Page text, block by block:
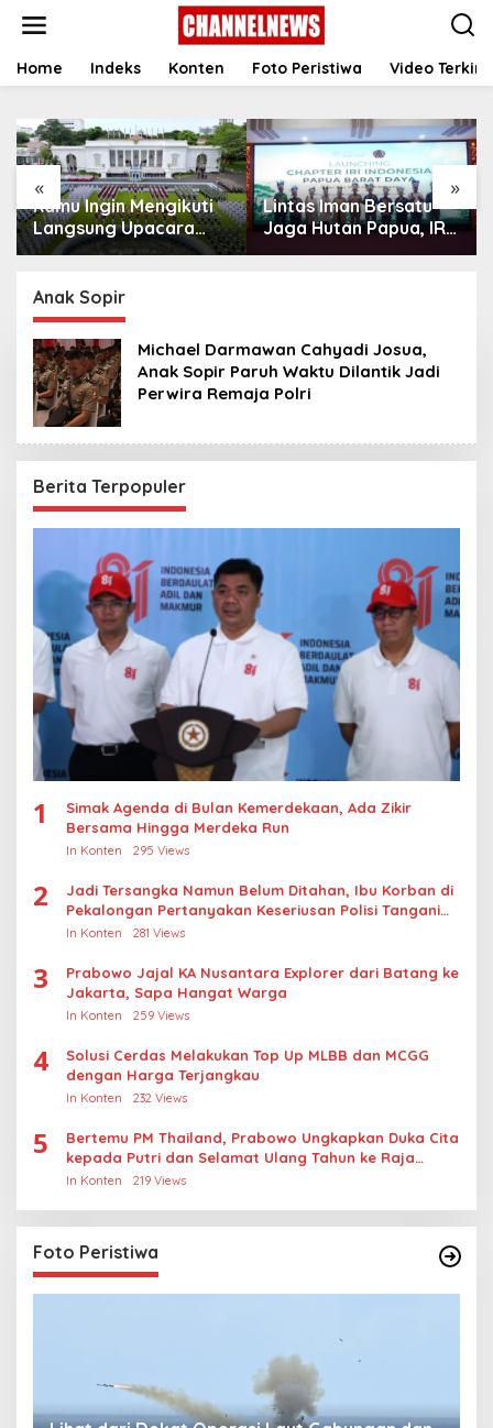
t
Home Indeks Konten Foto Peristiwa Video Terkini
« »
Kamu Ingin Mengikuti
Langsung Upacara
HUT Ke-81
Istana? Ini Link
Pendaftaran Resminya
di Sini
Lintas Iman Bersatu
Jaga Hutan Papua, IRI
Indonesia Resmikan
Anak Sopir
Michael Darmawan Cahyadi Josua,
Anak Sopir Paruh Waktu Dilantik Jadi
Perwira Remaja Polri
Berita Terpopuler
1
Simak Agenda di Bulan Kemerdekaan, Ada Zikir
Bersama Hingga Merdeka Run
In Konten 295 Views
2
Jadi Tersangka Namun Belum Ditahan, Ibu Korban di
Pekalongan Pertanyakan Keseriusan Polisi Tangani
Kasus Rudapksa Sampai Anaknya Hamil
In Konten 281 Views
3
Prabowo Jajal KA Nusantara Explorer dari Batang ke
Jakarta, Sapa Hangat Warga
In Konten 259 Views
4
Solusi Cerdas Melakukan Top Up MLBB dan MCGG
dengan Harga Terjangkau
In Konten 232 Views
5
Bertemu PM Thailand, Prabowo Ungkapkan Duka Cita
kepada Putri dan Selamat Ulang Tahun ke Raja
Thailand
In Konten 219 Views
Foto Peristiwa